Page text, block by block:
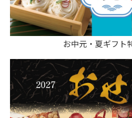
お中元・夏ギフト